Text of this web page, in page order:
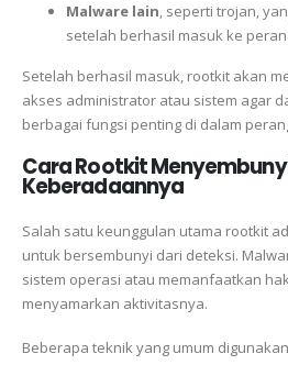
Malware lain, seperti trojan,
setelah berhasil masuk ke
Setelah berhasil masuk, rootkit akan
akses administrator atau sistem agar
berbagai fungsi penting di dalam
Cara Rootkit
Keberadaannya
Salah satu keunggulan utama rootkit
untuk bersembunyi dari deteksi.
sistem operasi atau memanfaatkan
menyamarkan aktivitasnya.
Beberapa teknik yang umum